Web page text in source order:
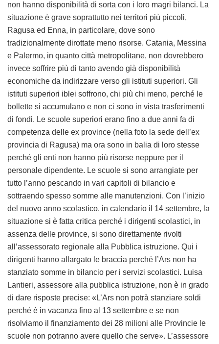
non hanno disponibilità di sorta con i loro magri bilanci. La
situazione è grave soprattutto nei territori più piccoli,
Ragusa ed Enna, in particolare, dove sono
tradizionalmente dirottate meno risorse. Catania, Messina
e Palermo, in quanto città metropolitane, non dovrebbero
invece soffrire più di tanto avendo già disponibilità
economiche da indirizzare verso gli istituti superiori. Gli
istituti superiori iblei soffrono, chi più chi meno, perché le
bollette si accumulano e non ci sono in vista trasferimenti
di fondi. Le scuole superiori erano fino a due anni fa di
competenza delle ex province (nella foto la sede dell’ex
provincia di Ragusa) ma ora sono in balia di loro stesse
perché gli enti non hanno più risorse neppure per il
personale dipendente. Le scuole si sono arrangiate per
tutto l’anno pescando in vari capitoli di bilancio e
sottraendo spesso somme alle manutenzioni. Con l’inizio
del nuovo anno scolastico, in calendario il 14 settembre, la
situazione si è fatta critica perché i dirigenti scolastici, in
assenza delle province, si sono direttamente rivolti
all’assessorato regionale alla Pubblica istruzione. Qui i
dirigenti hanno allargato le braccia perché l’Ars non ha
stanziato somme in bilancio per i servizi scolastici. Luisa
Lantieri, assessore alla pubblica istruzione, non è in grado
di dare risposte precise: «L’Ars non potrà stanziare soldi
perché è in vacanza fino al 13 settembre e se non
risolviamo il finanziamento dei 28 milioni alle Provincie le
scuole non potranno avere quello che serve». L’assessore